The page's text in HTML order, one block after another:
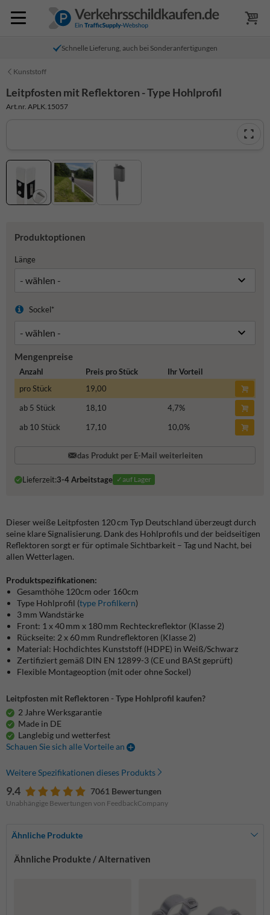
Schnelle Lieferung, auch bei Sonderanfertigungen
Kunststoff
Leitpfosten mit Reflektoren - Type Hohlprofil
Art.nr. APLK.15057
Produktoptionen
Länge
Sockel*
Mengenpreise
Anzahl Preis pro Stück
Ihr Vorteil
pro Stück
19,00
ab 5 Stück
18,10 4,7%
ab 10 Stück
17,10 10,0%
das Produkt per E-Mail weiterleiten
Lieferzeit:3-4 Arbeitstage ✓auf Lager
Dieser weiße Leitpfosten 120 cm Typ Deutschland überzeugt durch
seine klare Signalisierung. Dank des Hohlprofils und der beidseitigen
Reflektoren sorgt er für optimale Sichtbarkeit – Tag und Nacht, bei
allen Wetterlagen.
Produktspezifikationen:
Gesamthöhe 120cm oder 160cm
Type Hohlprofil (type Profilkern)
3 mm Wandstärke
Front: 1 x 40 mm x 180 mm Rechteckreflektor (Klasse 2)
Rückseite: 2 x 60 mm Rundreflektoren (Klasse 2)
Material: Hochdichtes Kunststoff (HDPE) in Weiß/Schwarz
Zertifiziert gemäß DIN EN 12899-3 (CE und BASt geprüft)
Flexible Montageoption (mit oder ohne Sockel)
Leitpfosten mit Reflektoren - Type Hohlprofil kaufen?
2 Jahre Werksgarantie
Made in DE
Langlebig und wetterfest
Schauen Sie sich alle Vorteile an
Weitere Spezifikationen dieses Produkts
9.4 7061 Bewertungen
Unabhängige Bewertungen von FeedbackCompany
Ähnliche Produkte
Ähnliche Produkte / Alternativen